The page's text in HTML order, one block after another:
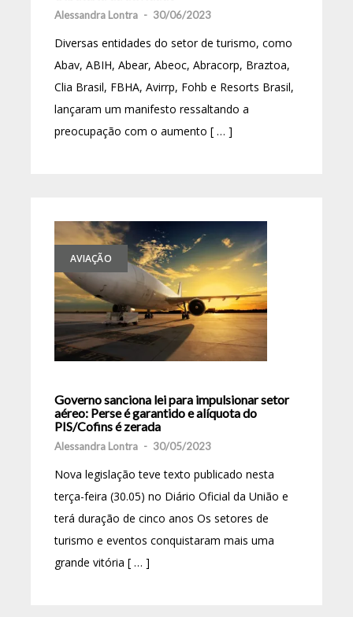
Alessandra Lontra - 30/06/2023
Diversas entidades do setor de turismo, como
Abav, ABIH, Abear, Abeoc, Abracorp, Braztoa,
Clia Brasil, FBHA, Avirrp, Fohb e Resorts Brasil,
lançaram um manifesto ressaltando a
preocupação com o aumento [ … ]
AVIAÇÃO
Governo sanciona lei para impulsionar setor
aéreo: Perse é garantido e alíquota do
PIS/Cofins é zerada
Alessandra Lontra - 30/05/2023
Nova legislação teve texto publicado nesta
terça-feira (30.05) no Diário Oficial da União e
terá duração de cinco anos Os setores de
turismo e eventos conquistaram mais uma
grande vitória [ … ]